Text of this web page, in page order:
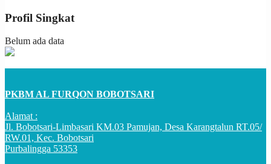
Profil Singkat
Belum ada data
PKBM AL FURQON BOBOTSARI
Alamat :
Jl. Bobotsari-Limbasari KM.03 Pamujan, Desa Karangtalun RT.05/
RW.01, Kec. Bobotsari
Purbalingga 53353